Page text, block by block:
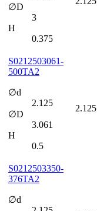
∅D
3
H
0.375
S0212503061-
500TA2
∅d
2.125
∅D
3.061
H
0.5
2.125
S0212503350-
376TA2
∅d